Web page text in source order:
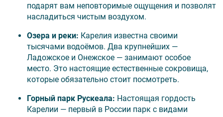
подарят вам неповторимые ощущения и позволят
насладиться чистым воздухом.
Озера и реки: Карелия известна своими
тысячами водоёмов. Два крупнейших —
Ладожское и Онежское — занимают особое
место. Это настоящие естественные сокровища,
которые обязательно стоит посмотреть.
Горный парк Рускеала: Настоящая гордость
Карелии — первый в России парк с видами